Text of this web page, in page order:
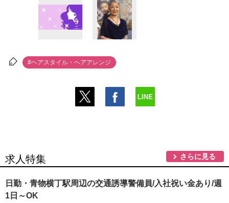
#ヘアスタイル・ヘアアレンジ
求人特集 さらに見る
日勤・青物横丁駅周辺の交通誘導警備員/入社祝い金あり/週
1日～OK